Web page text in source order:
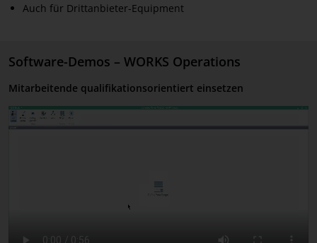
Auch für Drittanbieter-Equipment
Software-Demos – WORKS Operations
Mitarbeitende qualifikationsorientiert einsetzen